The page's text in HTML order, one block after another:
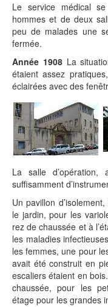
Le service médical
hommes et de deux
peu de malades une
fermée.
Année 1908La
étaient assez
éclairées avec des
La salle
suffisamment
Un pavillon
le jardin, pour les
rez de chaussée et à
les maladies
les femmes, une pour
avait été construit en
escaliers étaient en
chaussée, pour les
étage pour les grandes